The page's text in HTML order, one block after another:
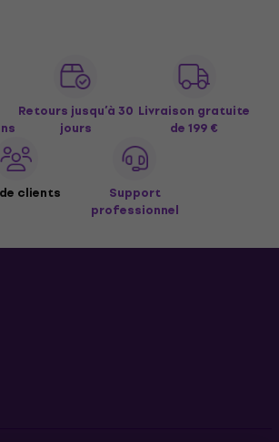
Retours jusqu’à 30
jours
Livraison gratuite
de 199 €
clients
Support
professionnel